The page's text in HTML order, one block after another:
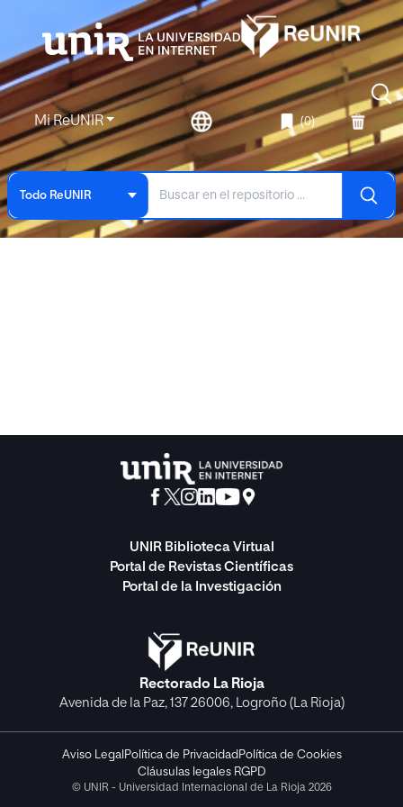
Mi ReUNIR (0)
Todo ReUNIR
UNIR Biblioteca Virtual
Portal de Revistas Científicas
Portal de la Investigación
Rectorado La Rioja
Avenida de la Paz, 137 26006, Logroño (La Rioja)
Aviso Legal Política de Privacidad Política de Cookies
Cláusulas legales RGPD
© UNIR - Universidad Internacional de La Rioja 2026